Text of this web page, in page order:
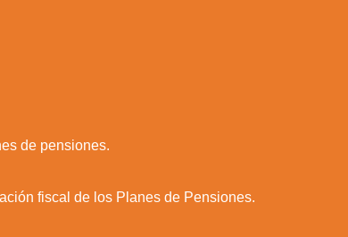
de pensiones.
fiscal de los Planes de Pensiones.